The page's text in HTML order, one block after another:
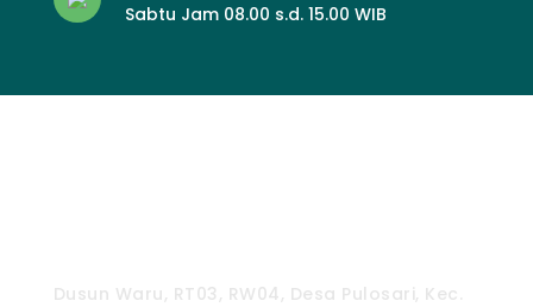
Sabtu Jam 08.00 s.d. 15.00 WIB
Dusun Waru, RT03, RW04, Desa Pulosari, Kec.